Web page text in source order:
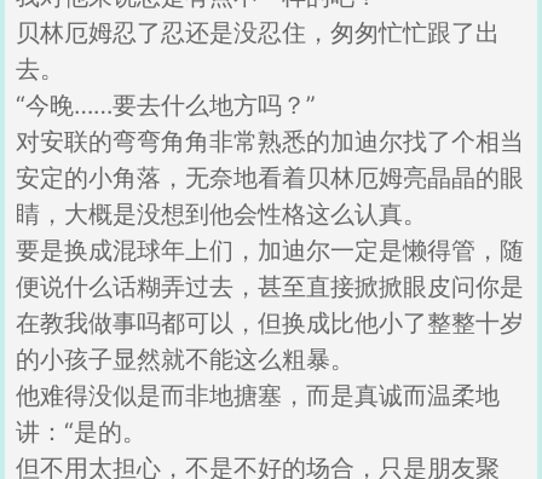
贝林厄姆忍了忍还是没忍住，匆匆忙忙跟了出
去。
“今晚……要去什么地方吗？”
对安联的弯弯角角非常熟悉的加迪尔找了个相当
安定的小角落，无奈地看着贝林厄姆亮晶晶的眼
睛，大概是没想到他会性格这么认真。
要是换成混球年上们，加迪尔一定是懒得管，随
便说什么话糊弄过去，甚至直接掀掀眼皮问你是
在教我做事吗都可以，但换成比他小了整整十岁
的小孩子显然就不能这么粗暴。
他难得没似是而非地搪塞，而是真诚而温柔地
讲：“是的。
但不用太担心，不是不好的场合，只是朋友聚